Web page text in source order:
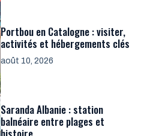
Portbou en Catalogne : visiter,
activités et hébergements clés
août 10, 2026
Saranda Albanie : station
balnéaire entre plages et